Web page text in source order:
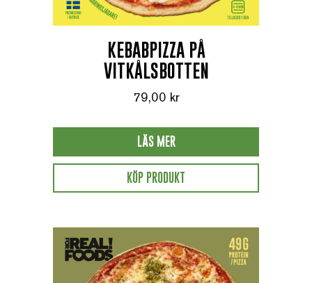
KEBABPIZZA PÅ
VITKÅLSBOTTEN
79,00 kr
LÄS MER
KÖP PRODUKT